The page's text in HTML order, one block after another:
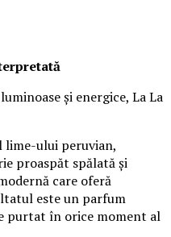
și energice, La La
ului peruvian,
proaspăt spălată și
care oferă
este un parfum
purtat în orice moment al